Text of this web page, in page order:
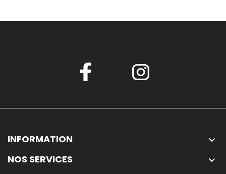
INFORMATION 
NOS SERVICES 